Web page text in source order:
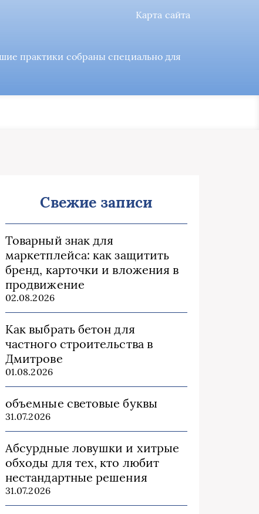
Карта сайта
практики собраны специально для
Свежие записи
Товарный знак для
маркетплейса: как защитить
бренд, карточки и вложения в
продвижение
02.08.2026
Как выбрать бетон для
частного строительства в
Дмитрове
01.08.2026
объемные световые буквы
31.07.2026
Абсурдные ловушки и хитрые
обходы для тех, кто любит
нестандартные решения
31.07.2026